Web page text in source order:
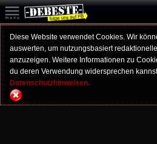
Diese Website verwendet Cookies. Wir
auswerten, um nutzungsbasiert
anzuzeigen. Weitere Informationen zu
du deren Verwendung widersprechen
Datenschutzhinweisen.